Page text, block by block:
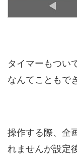
タイマーもつい
なんてこともで
操作する際、全
れませんが設定